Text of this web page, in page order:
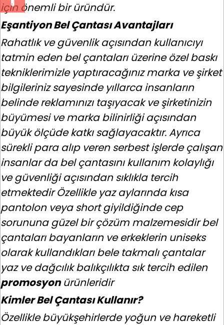
için önemli bir üründür.
Eşantiyon Bel Çantası Avantajları
Rahatlık ve güvenlik açısından kullanıcıyı
tatmin eden bel çantaları üzerine özel baskı
tekniklerimizle yaptıracağınız marka ve şirket
bilgileriniz sayesinde yıllarca insanların
belinde reklamınızı taşıyacak ve şirketinizin
büyümesi ve marka bilinirliği açısından
büyük ölçüde katkı sağlayacaktır. Ayrıca
sürekli para alıp veren serbest işlerde çalışan
insanlar da bel çantasını kullanım kolaylığı
ve güvenliği açısından sıklıkla tercih
etmektedir Özellikle yaz aylarında kısa
pantolon veya short giyildiğinde cep
sorununa güzel bir çözüm malzemesidir bel
çantaları bayanların ve erkeklerin uniseks
olarak kullandıkları bele takmalı çantalar
yaz ve dağcılık balıkçılıkta sık tercih edilen
promosyonürünleridir
Kimler Bel Çantası Kullanır?
Özellikle büyükşehirlerde yoğun ve hareketli